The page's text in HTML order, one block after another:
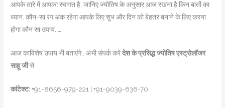
आपके तारे में आपका स्वागत है. जान‍िए ज्योतिष के अनुसार आज रखना है क‍िन बातों का
ध्यान. कौन-सा रंग,अंक रहेगा आपके ल‍िए शुभ और द‍िन को बेहतर बनाने के ल‍िए करना
होगा कौन सा उपाय. …
आज काविशेष उपाय भी बताएंगे.. अभी संपर्क करेदेश के प्रसिद्ध ज्योतिष एस्ट्रोलॉजर
साहू जीसे
कांटेक्ट: +91-8656-979-221 | +91-9039-636-70